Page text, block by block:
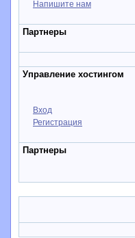
Напишите нам
Партнеры
Управление хостингом
Вход
Регистрация
Партнеры